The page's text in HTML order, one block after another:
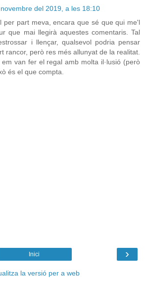
del 2019, a les 18:10
per part meva, encara que sé que qui me'l
que mai llegirà aquestes comentaris. Tal
i llençar, qualsevol podria pensar
rancor, però res més allunyat de la realitat.
van fer el regal amb molta il·lusió (però
és el que compta.
›
Inici
la versió per a web